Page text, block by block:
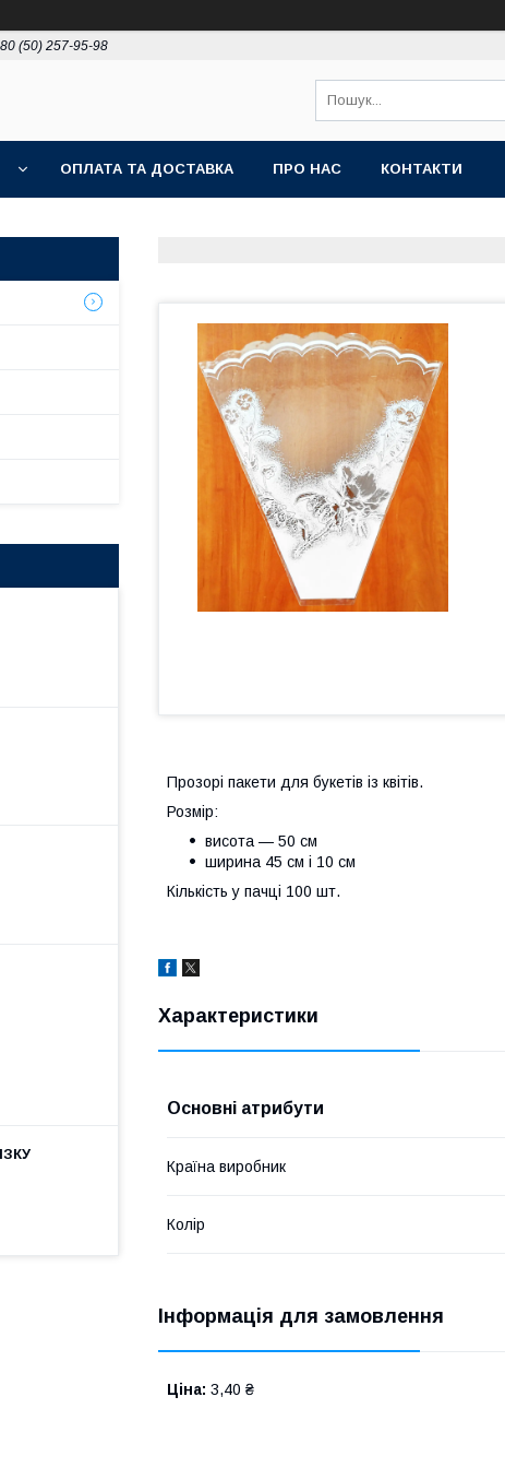
(50) 257-95-98
ОПЛАТА ТА ДОСТАВКА ПРО НАС КОНТАКТИ
Прозорі пакети для букетів із квітів.
Розмір:
висота — 50 см
ширина 45 см і 10 см
Кількість у пачці 100 шт.
Характеристики
Основні атрибути
Країна виробник
Колір
Інформація для замовлення
Ціна: 3,40 ₴